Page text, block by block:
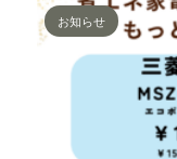
お知らせ